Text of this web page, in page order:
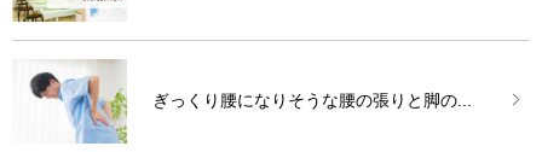
ぎっくり腰になりそうな腰の張りと脚の...